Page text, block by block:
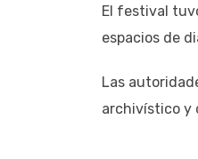
El festival
espacios de
Las
archivístico y